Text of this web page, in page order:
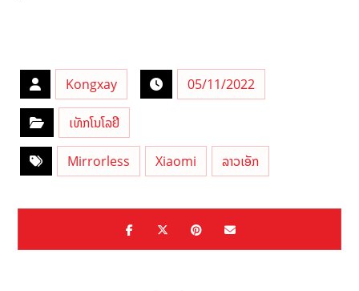
Kongxay 05/11/2022
ເທັກໂນໂລຢີ
Mirrorless Xiaomi ລາວເອັກ